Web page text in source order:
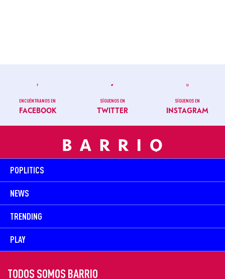
ENCUÉNTRANOS EN
FACEBOOK
SÍGUENOS EN
TWITTER
SÍGUENOS EN
INSTAGRAM
POPLITICS
NEWS
TRENDING
PLAY
TODOS SOMOS BARRIO